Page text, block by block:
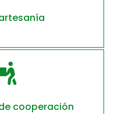
cooperación